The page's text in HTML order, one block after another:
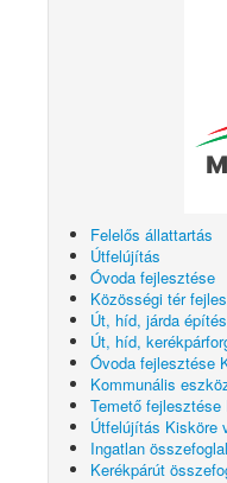
Felelős állattartás
Útfelújítás
Óvoda fejlesztése
Közösségi tér
Út, híd, járda
Út, híd,
Óvoda fejlesztése
Kommunális
Temető
Útfelújítás Kisköre
Ingatlan
Kerékpárút